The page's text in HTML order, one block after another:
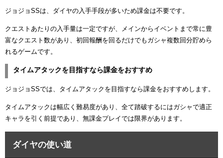
ジョジョSSは、ダイヤの入手手段が多いため課金は不要です。
クエストあたりの入手量は一定ですが、メインからイベントまで常に豊
富なクエスト数があり、初回報酬を回るだけでもガシャ複数回分貯めら
れるゲームです。
タイムアタックを目指すなら課金をおすすめ
ジョジョSSでは、タイムアタックを目指すなら課金をおすすめします。
タイムアタックは幅広く難易度があり、全て踏破するにはガシャで適正
キャラを引く前提であり、無課金プレイでは限界があります。
ダイヤの使い道